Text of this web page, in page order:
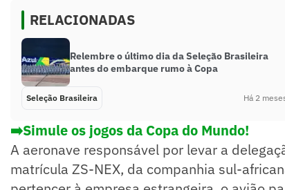
RELACIONADAS
Relembre o último dia da Seleção Brasileira
antes do embarque rumo à Copa
Seleção Brasileira Há 2
➡️Simule os jogos da Copa do Mundo!
A aeronave responsável por levar a
matrícula ZS-NEX, da companhia sul-